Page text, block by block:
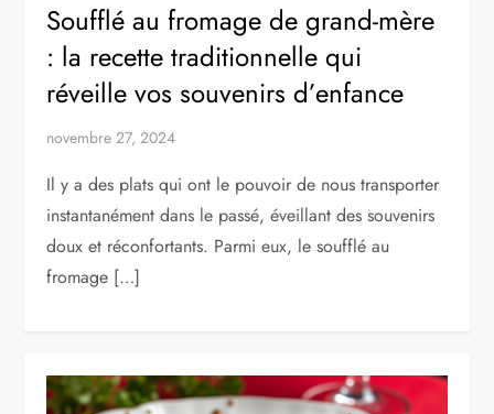
Soufflé au fromage de grand-mère
: la recette traditionnelle qui
réveille vos souvenirs d’enfance
novembre 27, 2024
Il y a des plats qui ont le pouvoir de nous transporter
instantanément dans le passé, éveillant des souvenirs
doux et réconfortants. Parmi eux, le soufflé au
fromage […]